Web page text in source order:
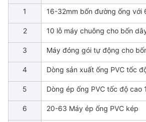
1 16-32mm bốn đường ống
2 10 lỗ máy chuông cho bốn
3 Máy đóng gói tự động cho
4 Dòng sản xuất ống PVC tốc
5 Dòng ép ống PVC tốc độ cao
6 20-63 Máy ép ống PVC kép